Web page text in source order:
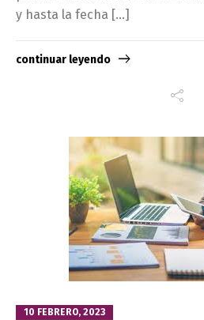
y hasta la fecha […]
continuar leyendo
10 FEBRERO, 2023